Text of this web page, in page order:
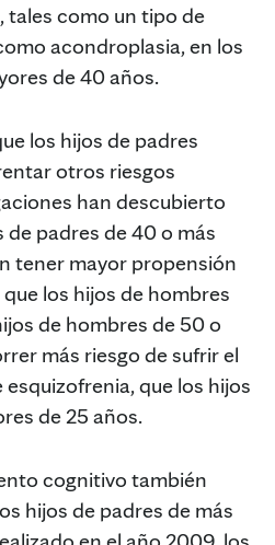
como un tipo de
acondroplasia, en los
de 40 años.
los hijos de padres
otros riesgos
han descubierto
padres de 40 o más
tener mayor propensión
que los hijos de hombres
de hombres de 50 o
más riesgo de sufrir el
que los hijos
de 25 años.
cognitivo también
hijos de padres de más